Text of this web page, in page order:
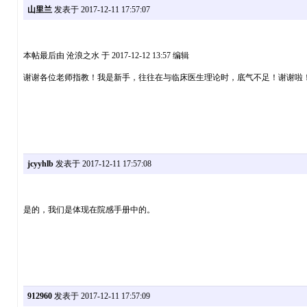
山里兰发表于 2017-12-11 17:57:07
本帖最后由 沧浪之水 于 2017-12-12 13:57 编辑
谢谢各位老师指教！我是新手，往往在与临床医生理论时，底气不足！谢谢啦
jcyyhlb发表于 2017-12-11 17:57:08
是的，我们是体现在院感手册中的。
912960发表于 2017-12-11 17:57:09